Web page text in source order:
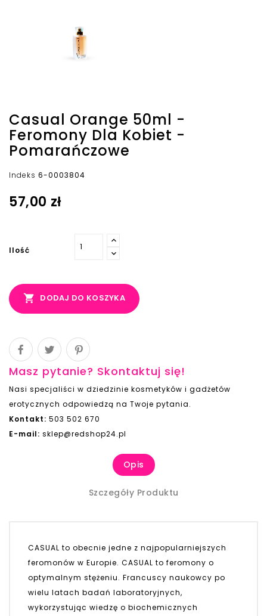
Casual Orange 50ml -
Feromony Dla Kobiet -
Pomarańczowe
Indeks 6-0003804
57,00 zł
Ilość
 DODAJ DO KOSZYKA
Masz pytanie? Skontaktuj się!
Nasi specjaliści w dziedzinie kosmetyków i gadżetów
erotycznych odpowiedzą na Twoje pytania.
Kontakt: 503 502 670
E-mail: sklep@redshop24.pl
Opis
Szczegóły Produktu
CASUAL to obecnie jedne z najpopularniejszych
feromonów w Europie. CASUAL to feromony o
optymalnym stężeniu. Francuscy naukowcy po
wielu latach badań laboratoryjnych,
wykorzystując wiedzę o biochemicznych